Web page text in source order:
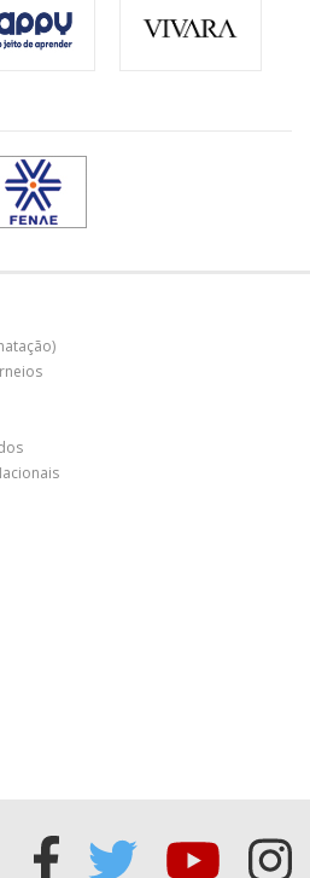
Acessar
Acessar